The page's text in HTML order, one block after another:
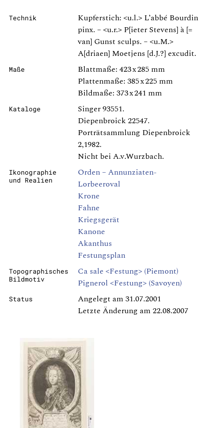
Technik
Kupferstich: <u.l.> L’abbé Bourdin
pinx. – <u.r.> P[ieter Stevens] à [=
van] Gunst sculps. – <u.M.>
A[driaen] Moetjens [d.J.?] excudit.
Maße
Blattmaße: 423 x 285 mm
Plattenmaße: 385 x 225 mm
Bildmaße: 373 x 241 mm
Kataloge
Singer 93551.
Diepenbroick 22547.
Porträtsammlung Diepenbroick
2,1982.
Nicht bei A.v.Wurzbach.
Ikonographie
und Realien
Orden – Annunziaten-
Lorbeeroval
Krone
Fahne
Kriegsgerät
Kanone
Akanthus
Festungsplan
Topographisches
Bildmotiv
Ca sale <Festung> (Piemont)
Pignerol <Festung> (Savoyen)
Status
Angelegt am 31.07.2001
Letzte Änderung am 22.08.2007